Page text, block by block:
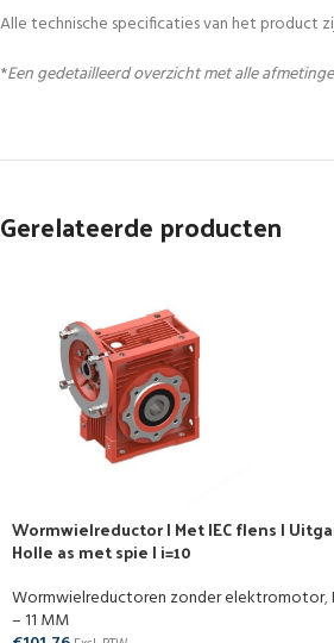
Alle technische specificaties van het product
*Een gedetailleerd overzicht met alle
Gerelateerde producten
Wormwielreductor | Met IEC flens |
Holle as met spie | i=10
Wormwielreductoren zonder elektromotor,
– 11 MM